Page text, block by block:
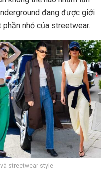
đang được giới
nhỏ của streetwear.
streetwear style